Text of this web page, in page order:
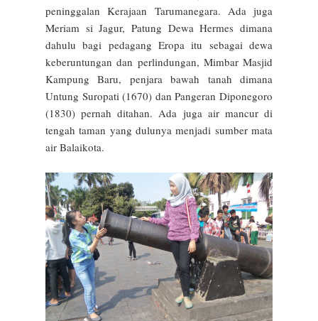
peninggalan Kerajaan Tarumanegara. Ada juga
Meriam si Jagur, Patung Dewa Hermes dimana
dahulu bagi pedagang Eropa itu sebagai dewa
keberuntungan dan perlindungan, Mimbar Masjid
Kampung Baru, penjara bawah tanah dimana
Untung Suropati (1670) dan Pangeran Diponegoro
(1830) pernah ditahan. Ada juga air mancur di
tengah taman yang dulunya menjadi sumber mata
air Balaikota.